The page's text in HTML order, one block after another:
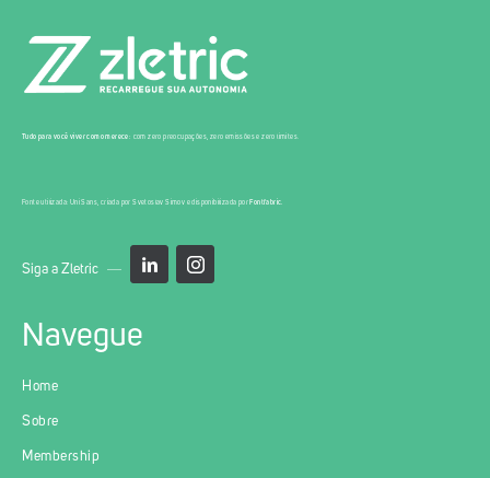
Tudo para você viver como merece: com zero preocupações, zero emissões e zero limites.
Fonte utilizada: Uni Sans, criada por Svetoslav Simov e disponibilizada por Fontfabric.
Siga a Zletric
Navegue
Home
Sobre
Membership